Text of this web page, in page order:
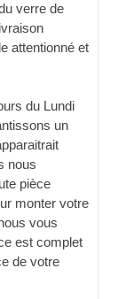
verre de
attentionné et
du Lundi
un
nous
pièce
monter votre
vous
est complet
de votre